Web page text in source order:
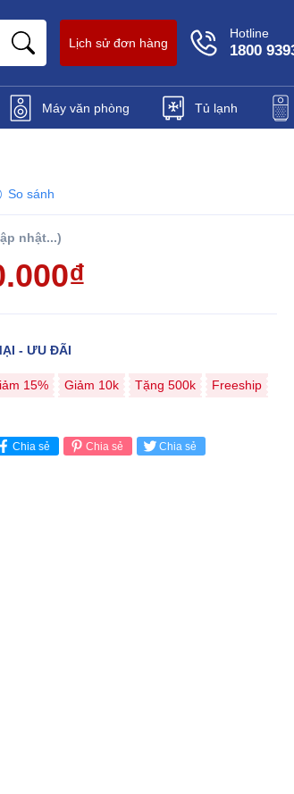
Lịch sử đơn hàng
Hotline
1800
Máy văn phòng Tủ lạnh
So sánh
nhật...)
- ƯU ĐÃI
15% Giảm 10k Tặng 500k Freeship
Chia sẻ Chia sẻ Chia sẻ